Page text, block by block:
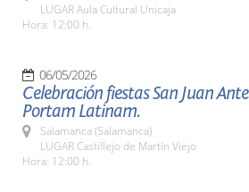
LUGAR Aula Cultural Unicaja
Hora: 12:00 h.
06/05/2026
Celebración fiestas San Juan Ante
Portam Latinam.
Salamanca (Salamanca)
LUGAR Castillejo de Martín Viejo
Hora: 12:00 h.